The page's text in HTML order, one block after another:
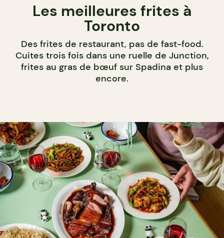
Les meilleures frites à
Toronto
Des frites de restaurant, pas de fast-food.
Cuites trois fois dans une ruelle de Junction,
frites au gras de bœuf sur Spadina et plus
encore.